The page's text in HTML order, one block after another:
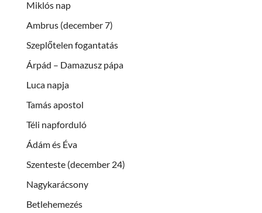
Miklós nap
Ambrus (december 7)
Szeplőtelen fogantatás
Árpád – Damazusz pápa
Luca napja
Tamás apostol
Téli napforduló
Ádám és Éva
Szenteste (december 24)
Nagykarácsony
Betlehemezés